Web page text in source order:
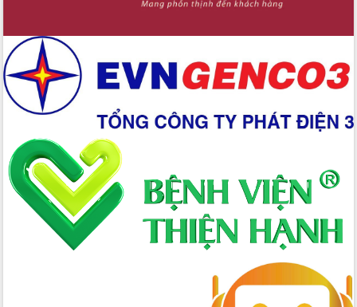
Triển khai đồng bộ đo đạc, lập hồ sơ
đai
Ứng dụng sinh trắc học - Bước tiến
trong hành trình chuyển đổi số tại Đắk
Đắk Lắk nâng cao hiệu quả công tác
Đảng từ Sổ tay đảng viên điện tử
Đắk Lắk đẩy mạnh nuôi biển công
nghệ, hướng tới phát triển thủy sản
bền vững
Tập huấn nâng cao năng lực triển khai
chuyển đổi số cho cán bộ, công chức
Đắk Lắk phát động hưởng ứng Ngày